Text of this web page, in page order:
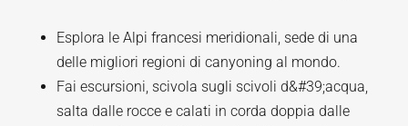
Esplora le Alpi francesi meridionali, sede di una
delle migliori regioni di canyoning al mondo.
Fai escursioni, scivola sugli scivoli d&#39;acqua,
salta dalle rocce e calati in corda doppia dalle